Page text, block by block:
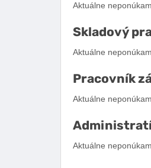
Aktuálne
Skladový
Aktuálne
Pracovník
Aktuálne
Aktuálne